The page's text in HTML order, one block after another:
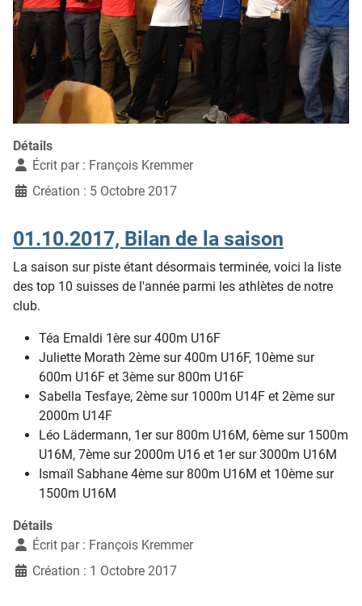
Détails
Écrit par : François Kremmer
Création : 5 Octobre 2017
01.10.2017, Bilan de la saison
La saison sur piste étant désormais terminée, voici la liste
des top 10 suisses de l'année parmi les athlètes de notre
club.
Téa Emaldi 1ère sur 400m U16F
Juliette Morath 2ème sur 400m U16F, 10ème sur
600m U16F et 3ème sur 800m U16F
Sabella Tesfaye, 2ème sur 1000m U14F et 2ème sur
2000m U14F
Léo Lädermann, 1er sur 800m U16M, 6ème sur 1500m
U16M, 7ème sur 2000m U16 et 1er sur 3000m U16M
Ismaïl Sabhane 4ème sur 800m U16M et 10ème sur
1500m U16M
Détails
Écrit par : François Kremmer
Création : 1 Octobre 2017